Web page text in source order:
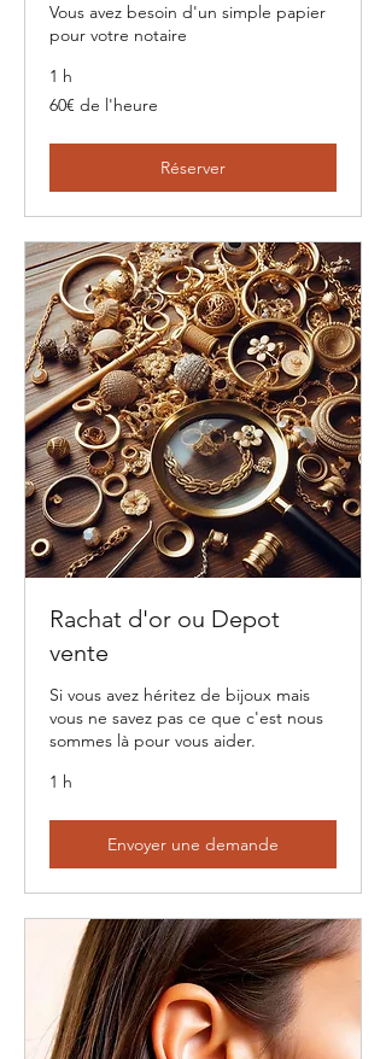
Vous avez besoin d'un simple papier
pour votre notaire
1 h
60€
de
60€ de l'heure
Réserver
Rachat d'or ou Depot
vente
Si vous avez héritez de bijoux mais
vous ne savez pas ce que c'est nous
sommes là pour vous aider.
1 h
Envoyer une demande